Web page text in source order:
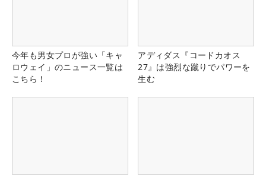
今年も男女プロが強い「キャ
ロウェイ」のニュース一覧は
こちら！
アディダス『コードカオス
27』は強烈な蹴りでパワーを
生む